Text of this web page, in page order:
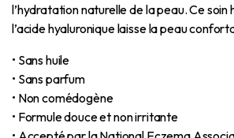
l’hydratation naturelle de la peau. Ce
l’acide hyaluronique laisse la peau
• Sans huile
• Sans parfum
• Non comédogène
• Formule douce et non irritante